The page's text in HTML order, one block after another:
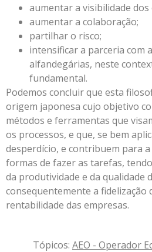
aumentar a visibilidade dos
aumentar a colaboração;
partilhar o risco;
intensificar a parceria com
alfandegárias, neste
fundamental.
Podemos concluir que esta
origem japonesa cujo objetivo
métodos e ferramentas que
os processos, e que, se bem
desperdício, e contribuem para
formas de fazer as tarefas,
da produtividade e da qualidade
consequentemente a fidelização
rentabilidade das empresas.
Tópicos: AEO - Operador